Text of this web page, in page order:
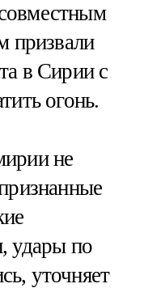
призвали
в Сирии с
огонь.
не
удары по
уточняет